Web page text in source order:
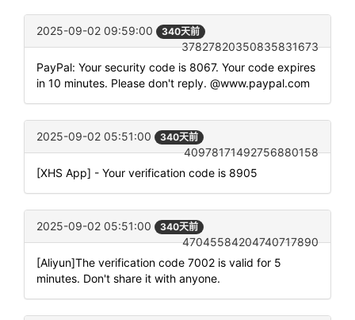
2025-09-02 09:59:00 340天前
37827820350835831673
PayPal: Your security code is 8067. Your code expires
in 10 minutes. Please don't reply. @www.paypal.com
2025-09-02 05:51:00 340天前
40978171492756880158
[XHS App] - Your verification code is 8905
2025-09-02 05:51:00 340天前
47045584204740717890
[Aliyun]The verification code 7002 is valid for 5
minutes. Don't share it with anyone.